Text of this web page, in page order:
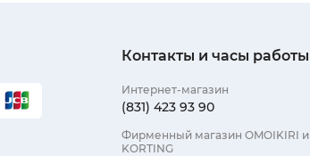
Контакты и часы работы
Интернет-магазин
(831) 423 93 90
Фирменный магазин OMOIKIRI и
KORTING